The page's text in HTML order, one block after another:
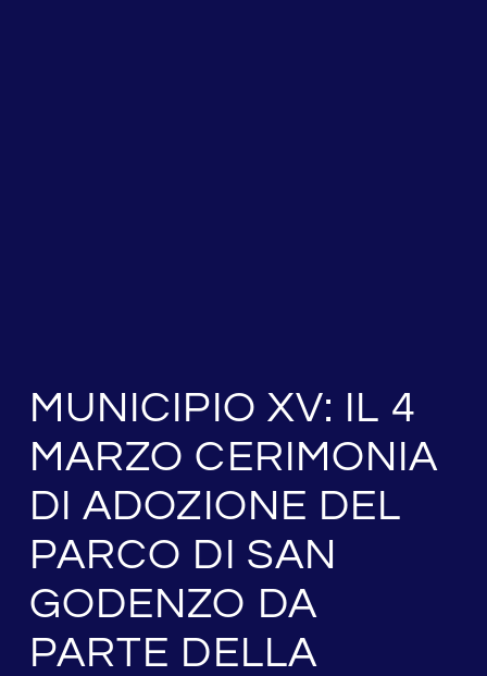
MUNICIPIO XV: IL 4
MARZO CERIMONIA
DI ADOZIONE DEL
PARCO DI SAN
GODENZO DA
PARTE DELLA